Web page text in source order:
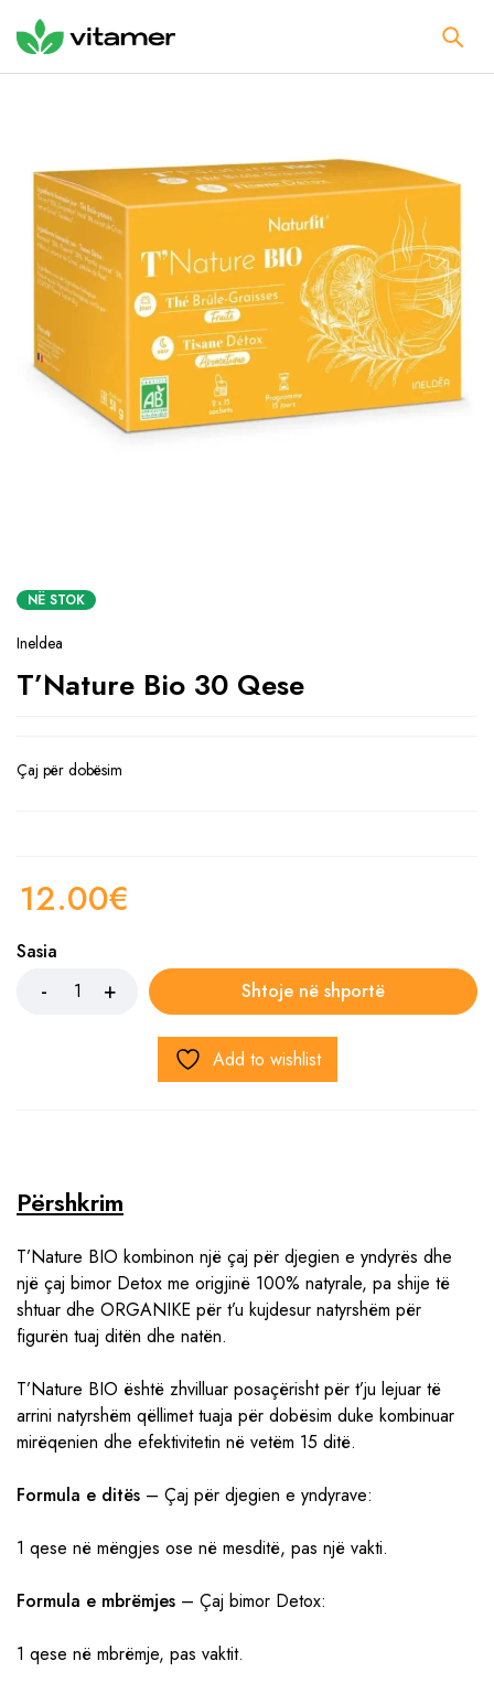
NË STOK
Ineldea
T’Nature Bio 30 Qese
Çaj për dobësim
12.00€
Sasia
Shtoje në shportë
Add to wishlist
Përshkrim
T’Nature BIO kombinon një çaj për djegien e yndyrës dhe
një çaj bimor Detox me origjinë 100% natyrale, pa shije të
shtuar dhe ORGANIKE për t’u kujdesur natyrshëm për
figurën tuaj ditën dhe natën.
T’Nature BIO është zhvilluar posaçërisht për t’ju lejuar të
arrini natyrshëm qëllimet tuaja për dobësim duke kombinuar
mirëqenien dhe efektivitetin në vetëm 15 ditë.
Formula e ditës – Çaj për djegien e yndyrave:
1 qese në mëngjes ose në mesditë, pas një vakti.
Formula e mbrëmjes – Çaj bimor Detox:
1 qese në mbrëmje, pas vaktit.